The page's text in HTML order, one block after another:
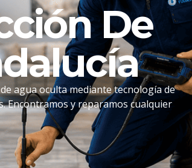
De
agua oculta mediante tecnología de
Encontramos y reparamos cualquier